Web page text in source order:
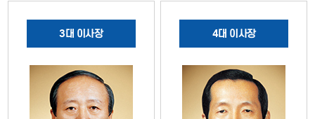
3대 이사장 4대 이사장